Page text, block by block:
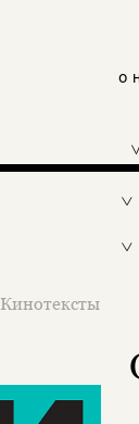
о
Кинотексты